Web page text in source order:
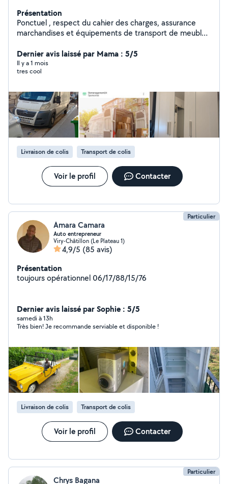
Présentation
Ponctuel , respect du cahier des charges, assurance
marchandises et équipements de transport de meubles
Dernier avis laissé par Mama : 5/5
Il y a 1 mois
tres cool
Livraison de colis Transport de colis
Voir le profil Contacter
Particulier
Amara Camara
Auto entrepreneur
Viry-Châtillon (Le Plateau 1)
4,9/5 (85 avis)
Présentation
toujours opérationnel 06/17/88/15/76
Dernier avis laissé par Sophie : 5/5
samedi à 13h
Très bien! Je recommande serviable et disponible !
Livraison de colis Transport de colis
Voir le profil Contacter
Particulier
Chrys Bagana